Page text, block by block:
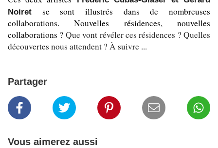
Noiret
se sont illustrés dans de nombreuses
collaborations.Nouvelles résidences, nouvelles
collaborations ? Que vont révéler ces résidences ? Quelles
découvertes nous attendent ? À suivre ...
Partager
Vous aimerez aussi